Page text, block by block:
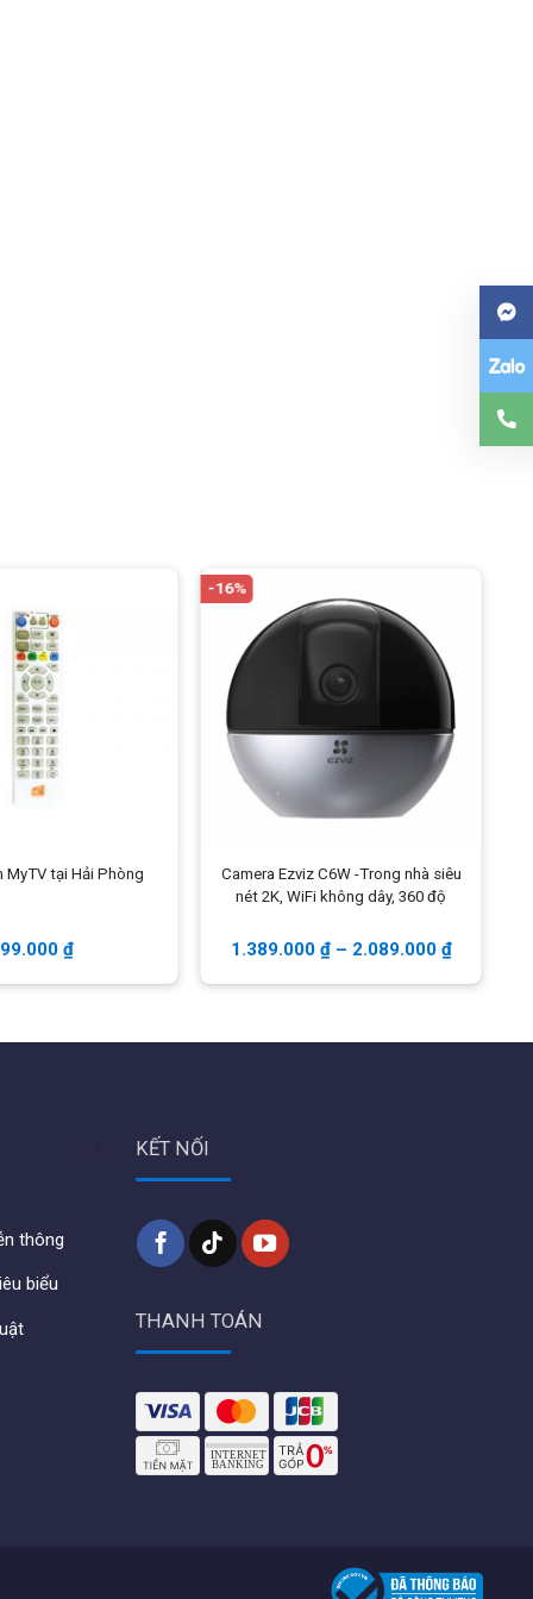
MyTV tại Hải Phòng
99.000₫
-16%
Camera Ezviz C6W -Trong nhà siêu
nét 2K, WiFi không dây, 360 độ
1.389.000 ₫– 2.089.000 ₫
thông
biểu
KẾT NỐI
THANH TOÁN